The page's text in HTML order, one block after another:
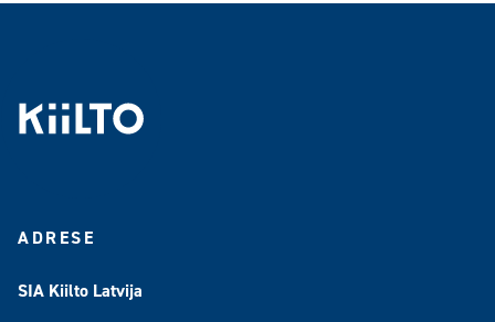
ADRESE
SIA Kiilto Latvija